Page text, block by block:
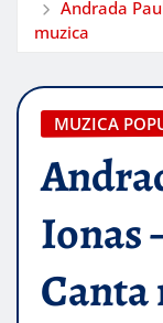
Andrada
muzica
MUZICA
Ionas